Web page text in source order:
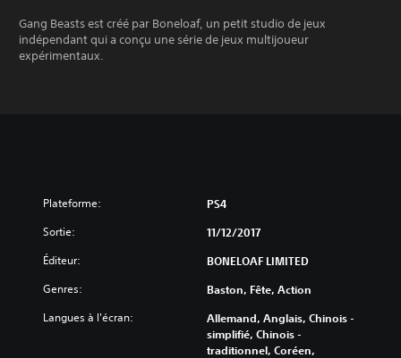
Gang Beasts est créé par Boneloaf, un petit studio de jeux
indépendant qui a conçu une série de jeux multijoueur
expérimentaux.
Plateforme: PS4
Sortie: 11/12/2017
Éditeur: BONELOAF LIMITED
Genres: Baston, Fête, Action
Langues à l'écran:
Allemand, Anglais, Chinois -
simplifié, Chinois -
traditionnel, Coréen,